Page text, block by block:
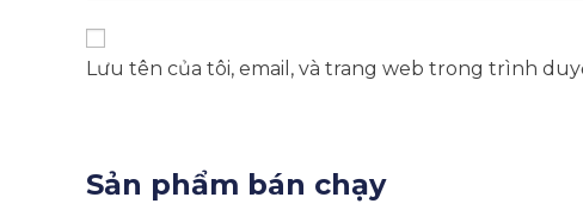
Lưu tên của tôi, email, và trang web trong trình
Sản phẩm bán chạy